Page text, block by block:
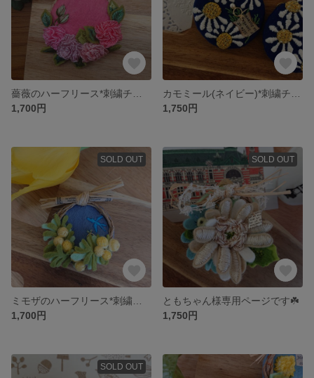
1,700円
1,750円
SOLD OUT
1,700円
SOLD OUT
ともちゃん様専用ページです☘️
1,750円
SOLD OUT